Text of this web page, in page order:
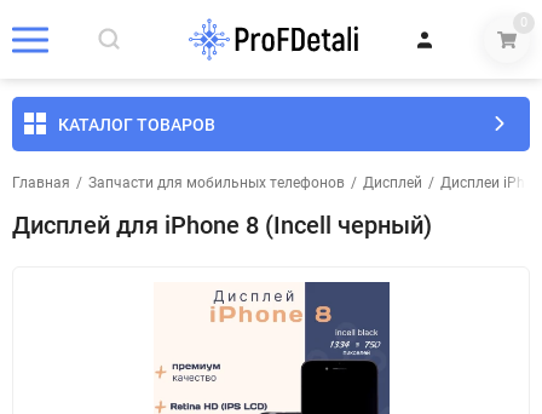
0
КАТАЛОГ ТОВАРОВ
Главная / Запчасти для мобильных телефонов / Дисплей / Дисплеи
Дисплей для iPhone 8 (Incell черный)